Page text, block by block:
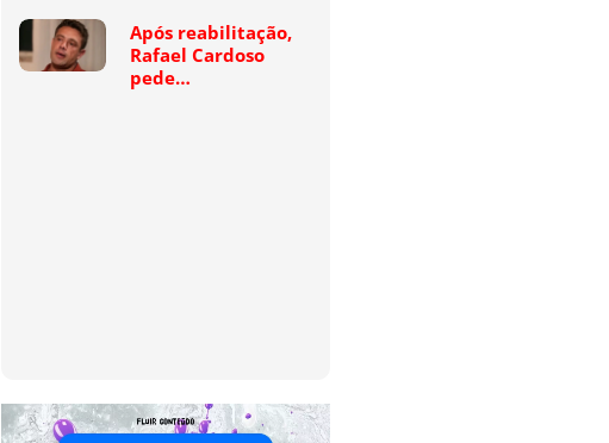
Após reabilitação,
Rafael Cardoso
pede…